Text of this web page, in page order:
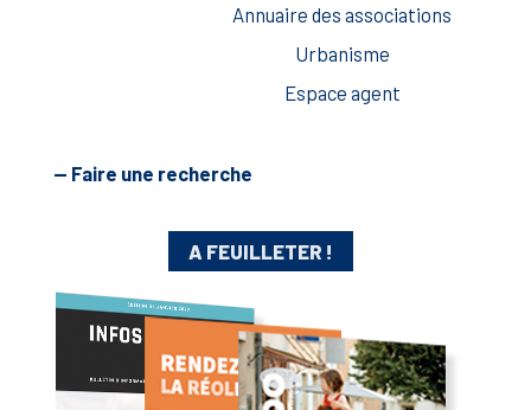
Annuaire des associations
Urbanisme
Espace agent
— Faire une recherche
A FEUILLETER !